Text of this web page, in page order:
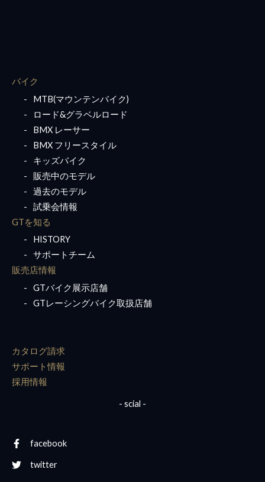
バイク
MTB(マウンテンバイク)
ロード&グラベルロード
BMX レーサー
BMX フリースタイル
キッズバイク
販売中のモデル
過去のモデル
試乗会情報
GTを知る
HISTORY
サポートチーム
販売店情報
GTバイク展示店舗
GTレーシングバイク取扱店舗
カタログ請求
サポート情報
採用情報
- scial -
facebook
twitter